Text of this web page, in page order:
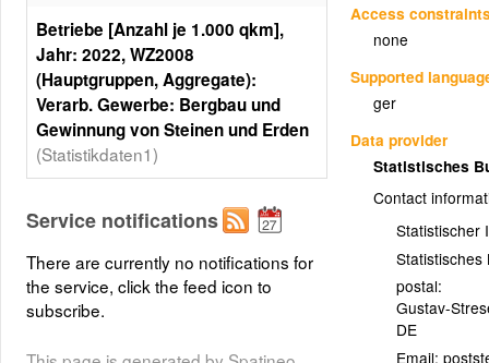
Access
none
Supported
ger
Data provider
Statistisches
Contact
Statistischer
Statistisches
postal:
Gustav-
DE
Email:
Betriebe [Anzahl je 1.000 qkm],
Jahr: 2022, WZ2008
(Hauptgruppen, Aggregate):
Verarb. Gewerbe: Bergbau und
Gewinnung von Steinen und Erden
(Statistikdaten1)
Bundesländer, Jahr: 2022, WZ2008
Gewerbe: Bergbau und Gewinnung
von Steinen und Erden, 5 Klassen,
Gleiche Besetzungen
Layer metadata (xml)
Service notifications
There are currently no notifications for
the service, click the feed icon to
subscribe.